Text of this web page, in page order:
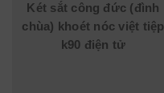
Két sắt công đức (đình
chùa) khoét nóc việt tiệp
k90 điện tử